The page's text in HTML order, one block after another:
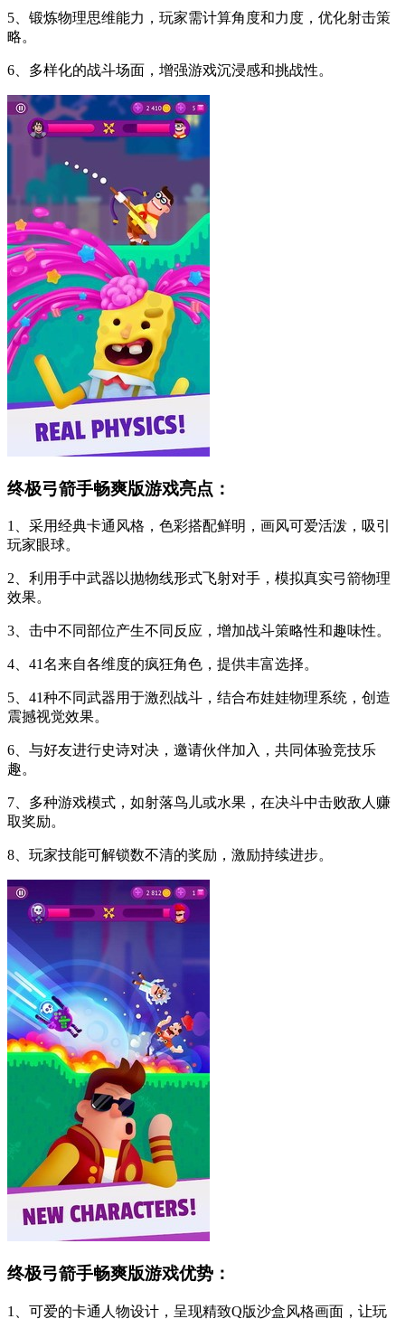
5、锻炼物理思维能力，玩家需计算角度和力度，优化射击策
略。
6、多样化的战斗场面，增强游戏沉浸感和挑战性。
终极弓箭手畅爽版游戏亮点：
1、采用经典卡通风格，色彩搭配鲜明，画风可爱活泼，吸引
玩家眼球。
2、利用手中武器以抛物线形式飞射对手，模拟真实弓箭物理
效果。
3、击中不同部位产生不同反应，增加战斗策略性和趣味性。
4、41名来自各维度的疯狂角色，提供丰富选择。
5、41种不同武器用于激烈战斗，结合布娃娃物理系统，创造
震撼视觉效果。
6、与好友进行史诗对决，邀请伙伴加入，共同体验竞技乐
趣。
7、多种游戏模式，如射落鸟儿或水果，在决斗中击败敌人赚
取奖励。
8、玩家技能可解锁数不清的奖励，激励持续进步。
终极弓箭手畅爽版游戏优势：
1、可爱的卡通人物设计，呈现精致Q版沙盒风格画面，让玩